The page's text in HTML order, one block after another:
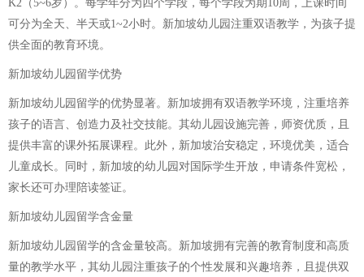
K2（5~6岁）。每学年分为四个学段，每个学段为期10周，上课时间
可分为全天、半天或1~2小时。新加坡幼儿园注重双语教学，为孩子提
供全面的教育环境。
新加坡幼儿园留学优势
新加坡幼儿园留学的优势显著。新加坡拥有双语教学环境，注重培养
孩子的语言、创造力及社交技能。其幼儿园设施完善，师资优质，且
提供丰富的课外拓展课程。此外，新加坡治安稳定，环境优美，适合
儿童成长。同时，新加坡的幼儿园对国际学生开放，申请条件宽松，
家长还可办理陪读签证。
新加坡幼儿园留学含金量
新加坡幼儿园留学的含金量较高。新加坡拥有完善的教育制度和高质
量的教学水平，其幼儿园注重孩子的个性发展和兴趣培养，且提供双